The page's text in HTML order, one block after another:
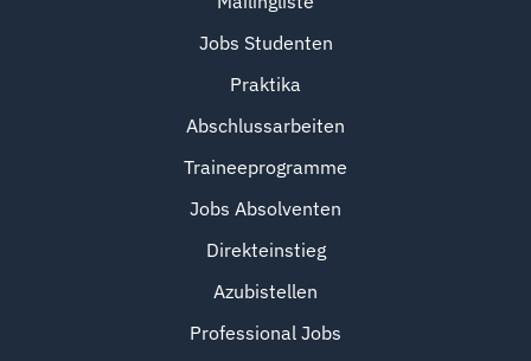
Jobs Studenten
Praktika
Abschlussarbeiten
Traineeprogramme
Jobs Absolventen
Direkteinstieg
Azubistellen
Professional Jobs